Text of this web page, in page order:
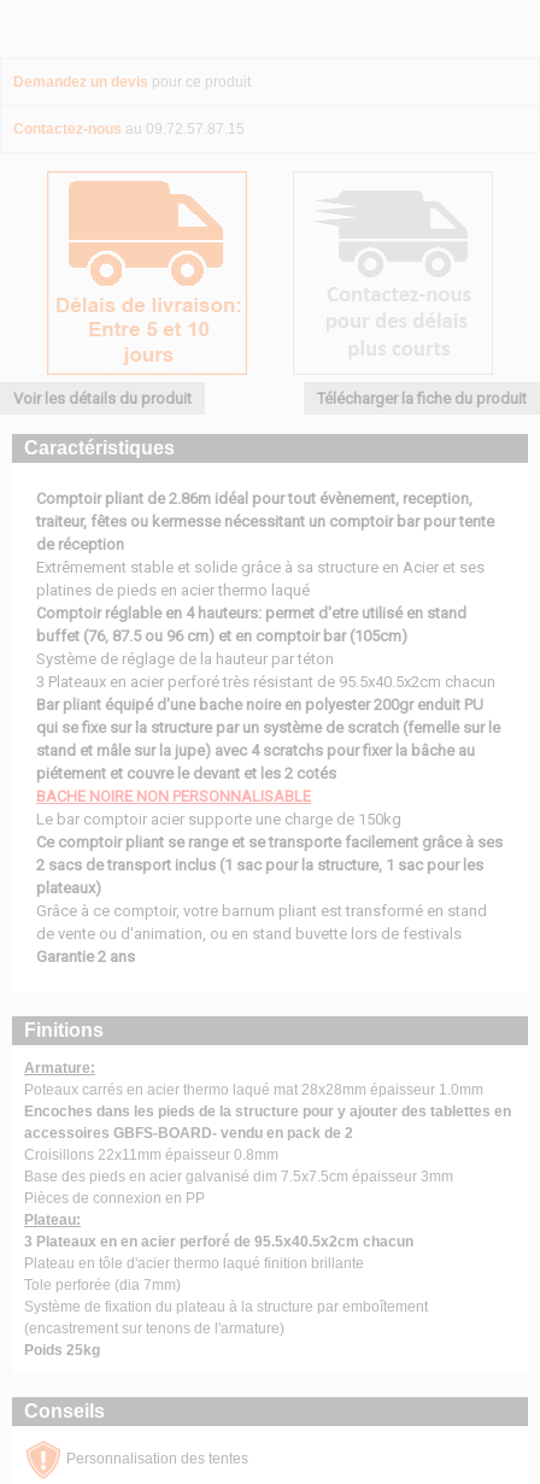
Demandez un devis pour ce produit
Contactez-nous au 09.72.57.87.15
Voir les détails du produit Télécharger la fiche du produit
Caractéristiques
Comptoir pliant de 2.86m idéal pour tout évènement, reception,
traiteur, fêtes ou kermesse nécessitant un comptoir bar pour tente
de réception
Extrêmement stable et solide grâce à sa structure en Acier et ses
platines de pieds en acier thermo laqué
Comptoir réglable en 4 hauteurs: permet d'etre utilisé en stand
buffet (76, 87.5 ou 96 cm) et en comptoir bar (105cm)
Système de réglage de la hauteur par téton
3 Plateaux en acier perforé très résistant de 95.5x40.5x2cm chacun
Bar pliant équipé d'une bache noire en polyester 200gr enduit PU
qui se fixe sur la structure par un système de scratch (femelle sur le
stand et mâle sur la jupe) avec 4 scratchs pour fixer la bâche au
piétement et couvre le devant et les 2 cotés
BACHE NOIRE NON PERSONNALISABLE
Le bar comptoir acier supporte une charge de 150kg
Ce comptoir pliant se range et se transporte facilement grâce à ses
2 sacs de transport inclus (1 sac pour la structure, 1 sac pour les
plateaux)
Grâce à ce comptoir, votre barnum pliant est transformé en stand
de vente ou d'animation, ou en stand buvette lors de festivals
Garantie 2 ans
Finitions
Armature:
Poteaux carrés en acier thermo laqué mat 28x28mm épaisseur 1.0mm
Encoches dans les pieds de la structure pour y ajouter des tablettes en
accessoires GBFS-BOARD- vendu en pack de 2
Croisillons 22x11mm épaisseur 0.8mm
Base des pieds en acier galvanisé dim 7.5x7.5cm épaisseur 3mm
Pièces de connexion en PP
Plateau:
3 Plateaux en en acier perforé de 95.5x40.5x2cm chacun
Plateau en tôle d'acier thermo laqué finition brillante
Tole perforée (dia 7mm)
Système de fixation du plateau à la structure par emboîtement
(encastrement sur tenons de l'armature)
Poids 25kg
Conseils
Personnalisation des tentes